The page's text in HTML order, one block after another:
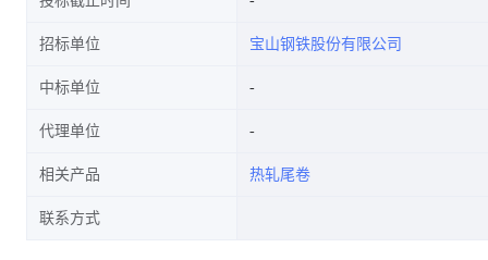
招标单位 宝山钢铁股份有限公司
中标单位
代理单位
相关产品 热轧尾卷
联系方式